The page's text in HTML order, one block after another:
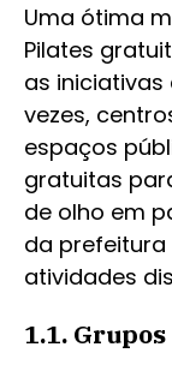
Uma ótima
Pilates
as iniciativas
vezes,
espaços
gratuitas
de olho em
da
atividades
1.1.